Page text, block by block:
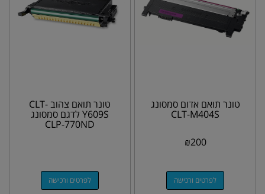
טונר תואם אדום סמסונג
CLT-M404S
₪200
לפרטים ורכישה
טונר תואם צהוב CLT-
Y609S לדגם סמסונג
CLP-770ND
לפרטים ורכישה